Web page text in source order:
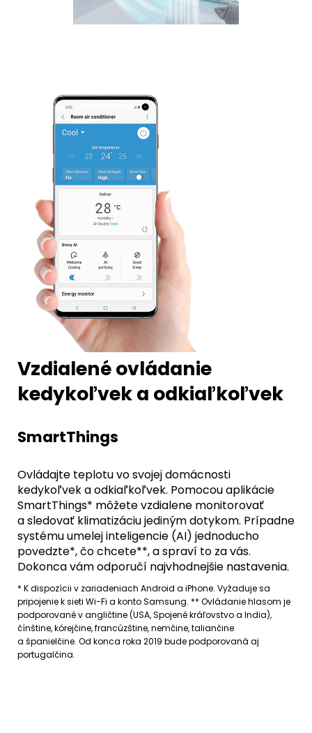
Vzdialené ovládanie
kedykoľvek a odkiaľkoľvek
SmartThings
Ovládajte teplotu vo svojej domácnosti
kedykoľvek a odkiaľkoľvek. Pomocou aplikácie
SmartThings* môžete vzdialene monitorovať
a sledovať klimatizáciu jediným dotykom. Prípadne
systému umelej inteligencie (AI) jednoducho
povedzte*, čo chcete**, a spraví to za vás.
Dokonca vám odporučí najvhodnejšie nastavenia.
* K dispozícii v zariadeniach Android a iPhone. Vyžaduje sa
pripojenie k sieti Wi-Fi a konto Samsung. ** Ovládanie hlasom je
podporované v angličtine (USA, Spojené kráľovstvo a India),
čínštine, kórejčine, francúzštine, nemčine, taliančine
a španielčine. Od konca roka 2019 bude podporovaná aj
portugalčina.